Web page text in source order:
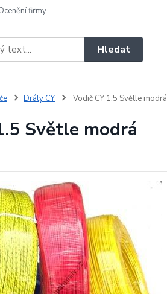
firmy
Hledat
Dráty CY Vodič CY 1.5 Světle modrá
Světle modrá